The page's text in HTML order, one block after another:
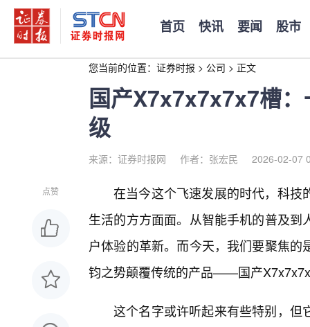
首页 快讯 要闻 股市
您当前的位置： 证券时报 > 公司 > 正文
国产X7x7x7x7x7槽
级
来源：证券时报网 作者：张宏民 2026-02-07
点赞
在当今这个飞速发展的时代，科技
生活的方方面面。从智能手机的普及
户体验的革新。而今天，我们要聚焦
钧之势颠覆传统的产品——国产
这个名字或许听起来有些特别，但